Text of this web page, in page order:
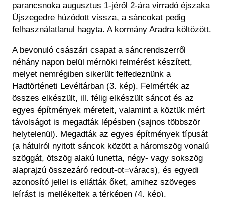
parancsnoka augusztus 1-jéről 2-ára virradó éjszaka
Újszegedre húzódott vissza, a sáncokat pedig
felhasználatlanul hagyta. A kormány Aradra költözött.
A bevonuló császári csapat a sáncrendszerről
néhány napon belül mérnöki felmérést készített,
melyet nemrégiben sikerült felfedeznünk a
Hadtörténeti Levéltárban (3. kép). Felmérték az
összes elkészült, ill. félig elkészült sáncot és az
egyes építmények méreteit, valamint a köztük mért
távolságot is megadták lépésben (sajnos többször
helytelenül). Megadták az egyes építmények típusát
(a hátulról nyitott sáncok között a háromszög vonalú
szöggát, ötszög alakú lunetta, négy- vagy sokszög
alaprajzú összezáró redout-ot=váracs), és egyedi
azonosító jellel is ellátták őket, amihez szöveges
leírást is mellékeltek a térképen (4. kép).